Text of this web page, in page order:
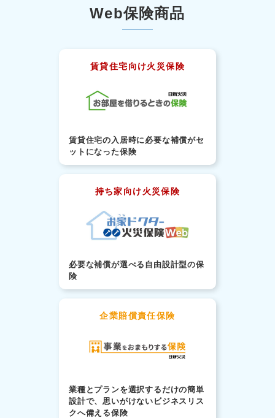
Web保険商品
賃貸住宅向け火災保険
賃貸住宅の入居時に必要な補償がセ
ットになった保険
持ち家向け火災保険
必要な補償が選べる自由設計型の保
険
企業賠償責任保険
業種とプランを選択するだけの簡単
設計で、思いがけないビジネスリス
クへ備える保険